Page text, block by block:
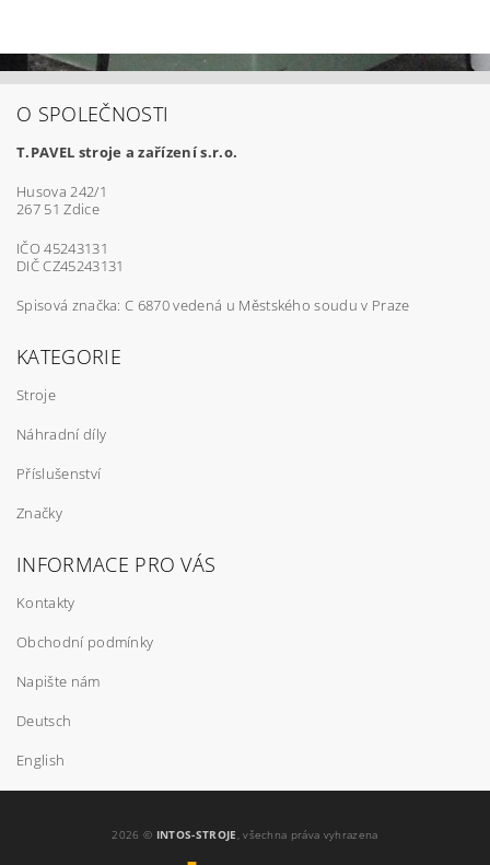
O SPOLEČNOSTI
T.PAVEL stroje a zařízení s.r.o.
Husova 242/1
267 51 Zdice
IČO 45243131
DIČ CZ45243131
Spisová značka: C 6870 vedená u Městského soudu v Praze
KATEGORIE
Stroje
Náhradní díly
Příslušenství
Značky
INFORMACE PRO VÁS
Kontakty
Obchodní podmínky
Napište nám
Deutsch
English
2026 © INTOS-STROJE , všechna práva vyhrazena